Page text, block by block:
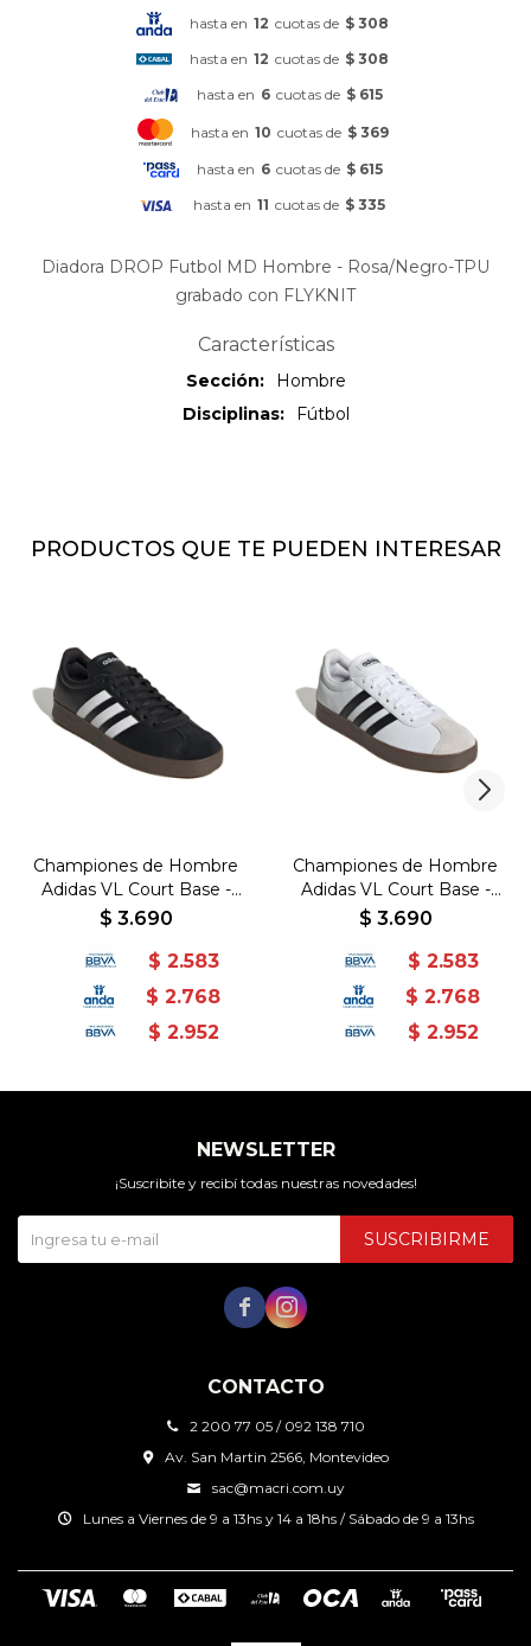
hasta en 12 cuotas de $ 308
hasta en 12 cuotas de $ 308
hasta en 6 cuotas de $ 615
hasta en 10 cuotas de $ 369
hasta en 6 cuotas de $ 615
hasta en 11 cuotas de $ 335
Diadora DROP Futbol MD Hombre - Rosa/Negro-TPU
grabado con FLYKNIT
Características
Sección
Hombre
Disciplinas
Fútbol
PRODUCTOS QUE TE PUEDEN INTERESAR
Championes de Hombre
Adidas VL Court Base -
Negro-Blanco
$ 3.690
$ 2.583
$ 2.768
$ 2.952
Championes de Hombre
Adidas VL Court Base -
Blanco-Negro
$ 3.690
$ 2.583
$ 2.768
$ 2.952
CONTACTO
2 200 77 05 / 092 138 710
Av. San Martin 2566, Montevideo
sac@macri.com.uy
Lunes a Viernes de 9 a 13hs y 14 a 18hs / Sábado de 9 a 13hs
NEWSLETTER
¡Suscribite y recibí todas nuestras novedades!
SUSCRIBIRME
 